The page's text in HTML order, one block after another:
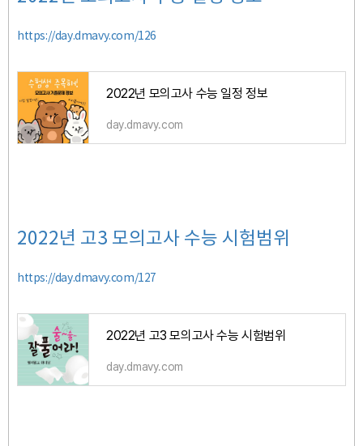
https://day.dmavy.com/126
2022년 모의고사 수능 일정 정보
day.dmavy.com
2022년 고3 모의고사 수능 시험범위
https://day.dmavy.com/127
2022년 고3 모의고사 수능 시험범위
day.dmavy.com